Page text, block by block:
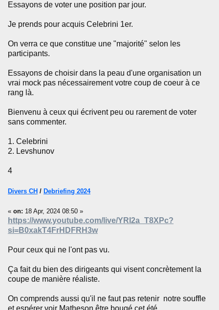
Essayons de voter une position par jour.
Je prends pour acquis Celebrini 1er.
On verra ce que constitue une "majorité" selon les
participants.
Essayons de choisir dans la peau d'une organisation un
vrai mock pas nécessairement votre coup de coeur à ce
rang là.
Bienvenu à ceux qui écrivent peu ou rarement de voter
sans commenter.
1. Celebrini
2. Levshunov
4
Divers CH / Debriefing 2024
« on: 18 Apr, 2024 08:50 »
https://www.youtube.com/live/YRI2a_T8XPc?
si=B0xakT4FrHDFRH3w
Pour ceux qui ne l'ont pas vu.
Ça fait du bien des dirigeants qui visent concrètement la
coupe de manière réaliste.
On comprends aussi qu'il ne faut pas retenir notre souffle
et espérer voir Matheson être bougé cet été